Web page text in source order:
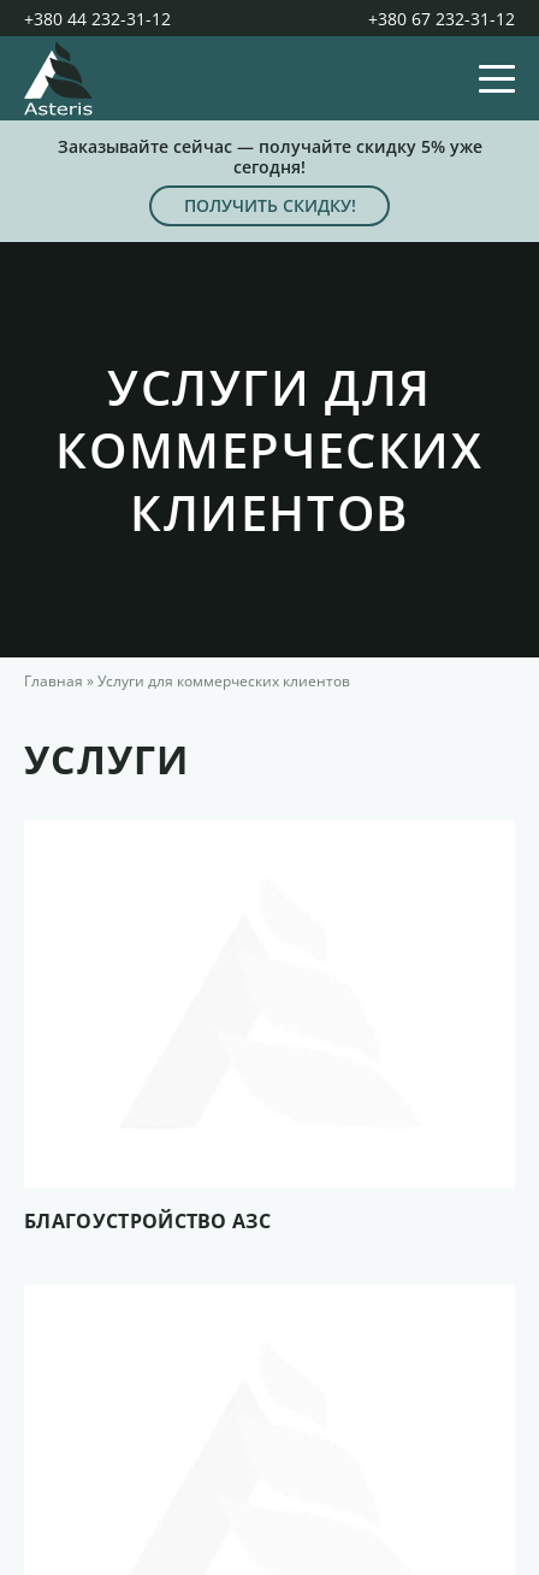
+380 44 232-31-12 +380 67 232-31-12
Заказывайте сейчас — получайте скидку 5% уже
сегодня!
ПОЛУЧИТЬ СКИДКУ!
УСЛУГИ ДЛЯ
КОММЕРЧЕСКИХ
КЛИЕНТОВ
Главная »Услуги для коммерческих клиентов
УСЛУГИ
БЛАГОУСТРОЙСТВО АЗС